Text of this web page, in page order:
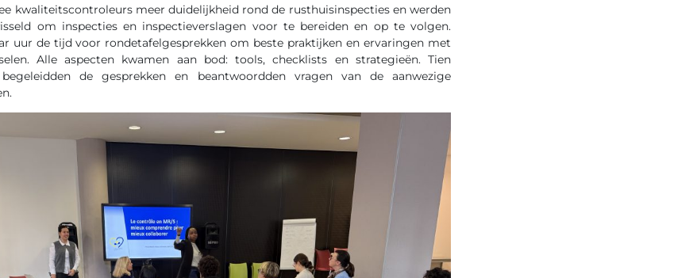
kwaliteitscontroleurs meer duidelijkheid rond de rusthuisinspecties en werden
om inspecties en inspectieverslagen voor te bereiden en op te volgen.
uur de tijd voor rondetafelgesprekken om beste praktijken en ervaringen met
Alle aspecten kwamen aan bod: tools, checklists en strategieën. Tien
de gesprekken en beantwoordden vragen van de aanwezige